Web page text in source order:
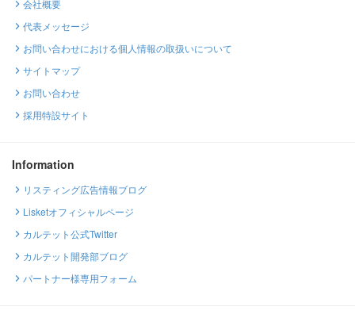
会社概要
代表メッセージ
お問い合わせにおける個人情報の取扱いについて
サイトマップ
お問い合わせ
採用特設サイト
Information
リスティング広告情報ブログ
Lisketオフィシャルページ
カルテット公式Twitter
カルテット開発部ブログ
パートナー様専用フォーム